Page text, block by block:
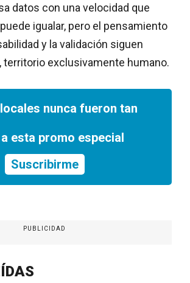
datos con una velocidad que
igualar, pero el pensamiento
y la validación siguen
territorio exclusivamente humano.
nunca fueron tan
a esta promo especial
Suscribirme
PUBLICIDAD